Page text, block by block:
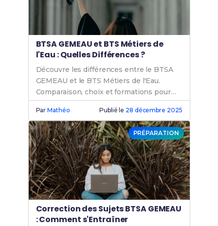
BTSA GEMEAU et BTS Métiers de
l'Eau : Quelles Différences ?
Découvre les différences entre le BTSA
GEMEAU et le BTS Métiers de l'Eau.
Comparaison, choix et formations pour
maîtriser les métiers de l'eau.
ParMathéo Publié le 28 décembre 2025
PRÉPARATION
Correction des Sujets BTSA GEMEAU
: Comment s'Entraîner